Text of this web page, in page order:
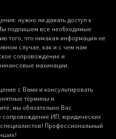
нужно ли давать доступ к
подпишем все необходимые
того, что никакая информация не
случае, как и с чем нам
сопровождение и
махинации.
с Вами и консультировать
термины и
мы обязательно Вас
сопровождение ИП, юридических
Профессиональный